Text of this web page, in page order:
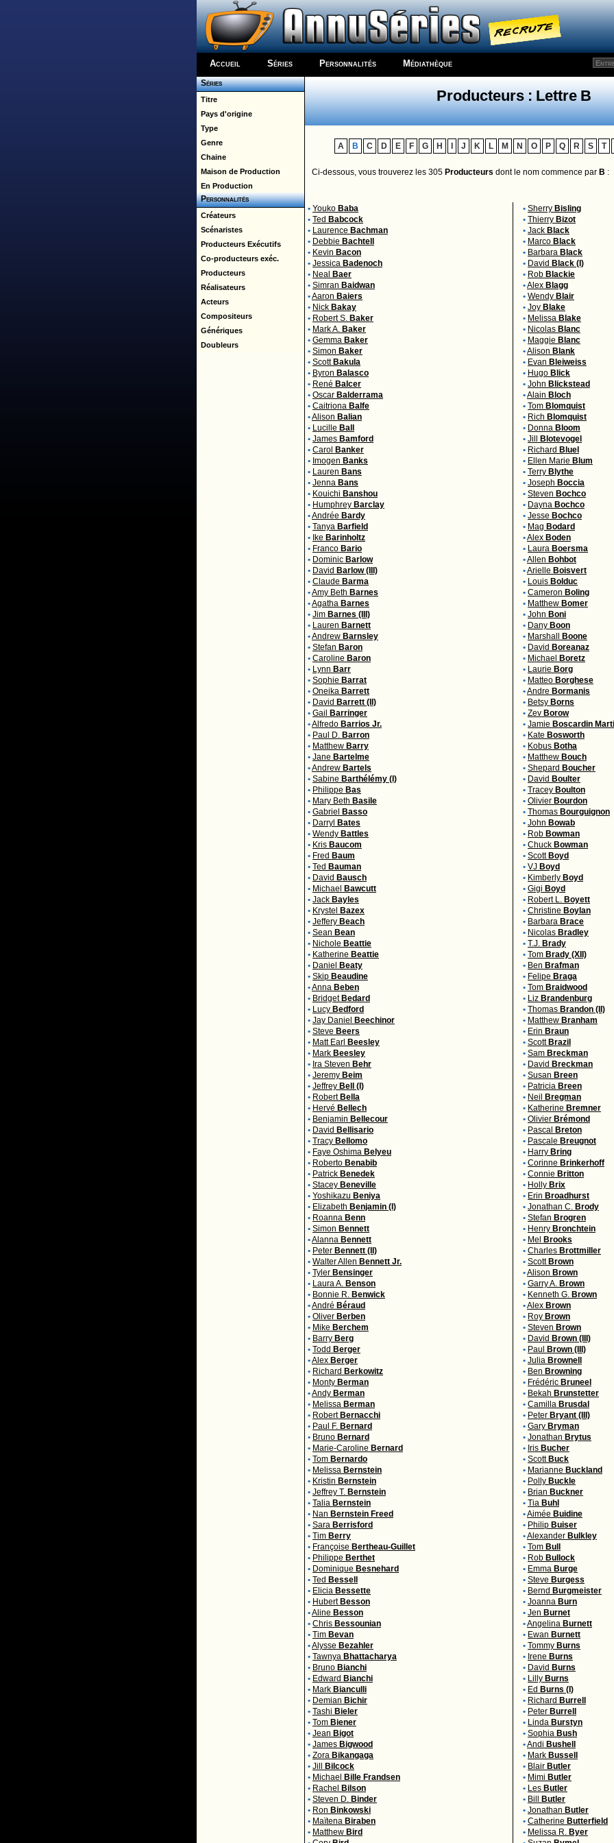
Accueil Séries Personnalités Médiathèque
Séries
Titre
Pays d'origine
Type
Genre
Chaine
Maison de Production
En Production
Personnalités
Créateurs
Scénaristes
Producteurs Exécutifs
Co-producteurs exéc.
Producteurs
Réalisateurs
Acteurs
Compositeurs
Génériques
Doubleurs
Producteurs : Lettre B
A B C D E F G H J K L M N O P Q R S T
Ci-dessous, vous trouverez les 305 Producteurs dont le nom commence par B :
• Youko Baba
• Ted Babcock
• Laurence Bachman
• Debbie Bachtell
• Kevin Bacon
• Jessica Badenoch
• Neal Baer
• Simran Baidwan
•Aaron Baiers
• Nick Bakay
• Robert S. Baker
• Mark A. Baker
• Gemma Baker
• Simon Baker
• Scott Bakula
• Byron Balasco
• René Balcer
• Oscar Balderrama
• Caitriona Balfe
•Alison Balian
• Lucille Ball
• James Bamford
• Carol Banker
• Imogen Banks
• Lauren Bans
• Jenna Bans
• Kouichi Banshou
• Humphrey Barclay
•Andrée Bardy
• Tanya Barfield
• Ike Barinholtz
• Franco Bario
• Dominic Barlow
• David Barlow (III)
• Claude Barma
•Amy Beth Barnes
•Agatha Barnes
• Jim Barnes (III)
• Lauren Barnett
•Andrew Barnsley
• Stefan Baron
• Caroline Baron
• Lynn Barr
• Sophie Barrat
• Oneika Barrett
• David Barrett (II)
• Gail
Barringer
•Alfredo Barrios Jr.
• Paul D. Barron
• Matthew Barry
• Jane Bartelme
•Andrew Bartels
• Sabine Barthélémy (I)
• Philippe Bas
• Mary Beth Basile
• Gabriel
Basso
• Darryl Bates
• Wendy Battles
• Kris Baucom
• Fred Baum
• Ted Bauman
• David Bausch
• Michael
Bawcutt
• Jack Bayles
• Krystel
Bazex
• Jeffery Beach
• Sean Bean
• Nichole Beattie
• Katherine Beattie
• Daniel
Beaty
• Skip Beaudine
•Anna Beben
• Bridget Bedard
• Lucy Bedford
• Jay Daniel
Beechinor
• Steve Beers
• Matt Earl Beesley
• Mark Beesley
• Ira Steven Behr
• Jeremy Beim
• Jeffrey Bell (I)
• Robert Bella
• Hervé Bellech
• Benjamin Bellecour
• David Bellisario
• Tracy Bellomo
• Faye Oshima Belyeu
• Roberto Benabib
• Patrick Benedek
• Stacey Beneville
• Yoshikazu Beniya
• Elizabeth Benjamin (I)
• Roanna Benn
• Simon Bennett
•Alanna Bennett
• Peter Bennett (II)
• Walter Allen Bennett Jr.
• Tyler Bensinger
• Laura A. Benson
• Bonnie R. Benwick
•André Béraud
• Oliver Berben
• Mike Berchem
• Barry Berg
• Todd Berger
•Alex Berger
• Richard Berkowitz
• Monty Berman
•Andy Berman
• Melissa Berman
• Robert Bernacchi
• Paul F. Bernard
• Bruno Bernard
• Marie-Caroline Bernard
• Tom Bernardo
• Melissa Bernstein
• Kristin Bernstein
• Jeffrey T. Bernstein
• Talia Bernstein
• Nan Bernstein Freed
• Sara Berrisford
• Tim Berry
• Françoise Bertheau-Guillet
• Philippe Berthet
• Dominique Besnehard
• Ted Bessell
• Elicia Bessette
• Hubert Besson
•Aline Besson
• Chris Bessounian
• Tim Bevan
•Alysse Bezahler
• Tawnya Bhattacharya
• Bruno Bianchi
• Edward Bianchi
• Mark Bianculli
• Demian Bichir
• Tashi Bieler
• Tom Biener
• Jean Bigot
• James Bigwood
• Zora Bikangaga
• Jill
Bilcock
• Michael
Bille Frandsen
• Rachel
Bilson
• Steven D. Binder
• Ron Binkowski
• Maïtena Biraben
• Matthew Bird
• Sherry Bisling
• Thierry Bizot
• Jack Black
• Marco Black
• Barbara Black
• David Black (I)
• Rob Blackie
•Alex Blagg
• Wendy Blair
• Joy Blake
• Melissa Blake
• Nicolas Blanc
• Maggie Blanc
•Alison Blank
• Evan Bleiweiss
• Hugo Blick
• John Blickstead
•Alain Bloch
• Tom Blomquist
• Rich Blomquist
• Donna Bloom
• Jill
Blotevogel
• Richard Bluel
• Ellen Marie Blum
• Terry Blythe
• Joseph Boccia
• Steven Bochco
• Dayna Bochco
• Jesse Bochco
• Mag Bodard
•Alex Boden
• Laura Boersma
•Allen Bohbot
•Arielle Boisvert
• Louis Bolduc
• Cameron Boling
• Matthew Bomer
• John Boni
• Dany Boon
• Marshall
Boone
• David Boreanaz
• Michael
Boretz
• Laurie Borg
• Matteo Borghese
•Andre Bormanis
• Betsy Borns
• Zev Borow
• Jamie Boscardin
• Kate Bosworth
• Kobus Botha
• Matthew Bouch
• Shepard Boucher
• David Boulter
• Tracey Boulton
• Olivier Bourdon
• Thomas Bourguignon
• John Bowab
• Rob Bowman
• Chuck Bowman
• Scott Boyd
• VJ Boyd
• Kimberly Boyd
• Gigi Boyd
• Robert L. Boyett
• Christine Boylan
• Barbara Brace
• Nicolas Bradley
• T.J. Brady
• Tom Brady (XII)
• Ben Brafman
• Felipe Braga
• Tom Braidwood
• Liz Brandenburg
• Thomas Brandon (II)
• Matthew Branham
• Erin Braun
• Scott Brazil
• Sam Breckman
• David Breckman
• Susan Breen
• Patricia Breen
• Neil
Bregman
• Katherine Bremner
• Olivier Brémond
• Pascal Breton
• Pascale Breugnot
• Harry Bring
• Corinne Brinkerhoff
• Connie Britton
• Holly Brix
• Erin Broadhurst
• Jonathan C. Brody
• Stefan Brogren
• Henry Bronchtein
• Mel
Brooks
• Charles Brottmiller
• Scott Brown
•Alison Brown
• Garry A. Brown
• Kenneth G. Brown
•Alex Brown
• Roy Brown
• Steven Brown
• David Brown (III)
• Paul
Brown (III)
• Julia Brownell
• Ben Browning
• Frédéric Bruneel
• Bekah Brunstetter
• Camilla Brusdal
• Peter Bryant (III)
• Gary Bryman
• Jonathan Brytus
• Iris Bucher
• Scott Buck
• Marianne Buckland
• Polly Buckle
• Brian Buckner
• Tia Buhl
•Aimée Buidine
• Philip Buiser
•Alexander Bulkley
• Tom Bull
• Rob Bullock
• Emma Burge
• Steve Burgess
• Bernd Burgmeister
• Joanna Burn
• Jen Burnet
•Angelina Burnett
• Ewan Burnett
• Tommy Burns
• Irene Burns
• David Burns
• Lilly Burns
• Ed Burns (I)
• Richard Burrell
• Peter Burrell
• Linda Burstyn
• Sophia Bush
•Andi Bushell
• Mark Bussell
• Blair Butler
• Mimi Butler
• Les Butler
• Bill
Butler
• Jonathan Butler
• Catherine Butterfield
• Melissa R. Byer